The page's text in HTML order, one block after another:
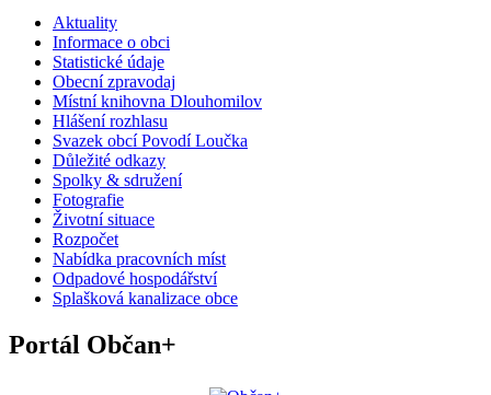
Aktuality
Informace o obci
Statistické údaje
Obecní zpravodaj
Místní knihovna Dlouhomilov
Hlášení rozhlasu
Svazek obcí Povodí Loučka
Důležité odkazy
Spolky & sdružení
Fotografie
Životní situace
Rozpočet
Nabídka pracovních míst
Odpadové hospodářství
Splašková kanalizace obce
Portál Občan+